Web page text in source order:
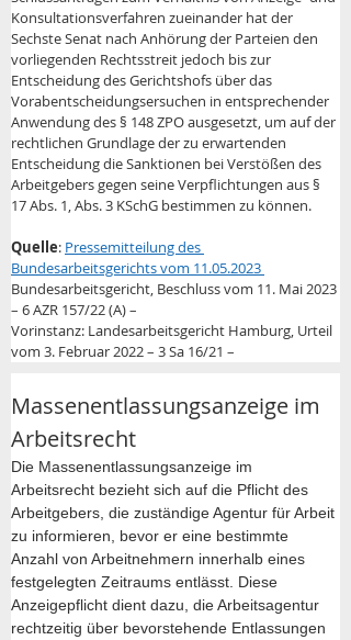
Konsultationsverfahren zueinander hat der
Sechste Senat nach Anhörung der Parteien den
vorliegenden Rechtsstreit jedoch bis zur
Entscheidung des Gerichtshofs über das
Vorabentscheidungsersuchen in entsprechender
Anwendung des § 148 ZPO ausgesetzt, um auf der
rechtlichen Grundlage der zu erwartenden
Entscheidung die Sanktionen bei Verstößen des
Arbeitgebers gegen seine Verpflichtungen aus §
17 Abs. 1, Abs. 3 KSchG bestimmen zu können.
Quelle: Pressemitteilung des
Bundesarbeitsgerichts vom 11.05.2023
Bundesarbeitsgericht, Beschluss vom 11. Mai 2023
– 6 AZR 157/22 (A) –
Vorinstanz: Landesarbeitsgericht Hamburg, Urteil
vom 3. Februar 2022 – 3 Sa 16/21 –
Massenentlassungsanzeige im
Arbeitsrecht
Die Massenentlassungsanzeige im
Arbeitsrecht bezieht sich auf die Pflicht des
Arbeitgebers, die zuständige Agentur für Arbeit
zu informieren, bevor er eine bestimmte
Anzahl von Arbeitnehmern innerhalb eines
festgelegten Zeitraums entlässt. Diese
Anzeigepflicht dient dazu, die Arbeitsagentur
rechtzeitig über bevorstehende Entlassungen